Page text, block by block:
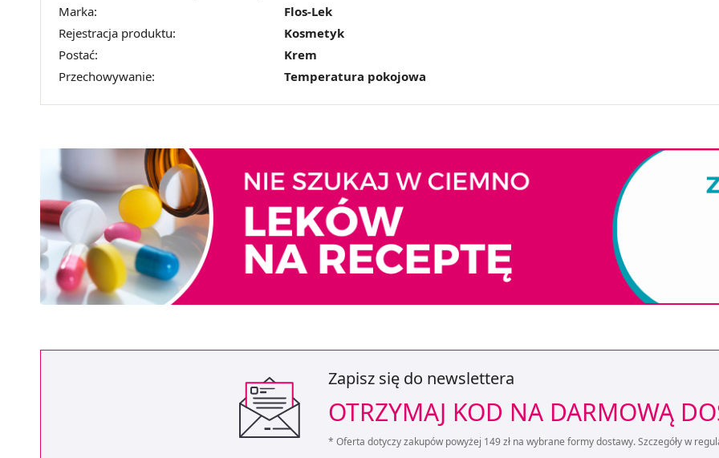
Marka:
Flos-Lek
Rejestracja produktu:
Kosmetyk
Postać:
Krem
Przechowywanie:
Temperatura pokojowa
Zapisz się do newslettera
OTRZYMAJ KOD NA DARMOWĄ
* Oferta dotyczy zakupów powyżej 149 zł na wybrane formy dostawy. Szczegóły w